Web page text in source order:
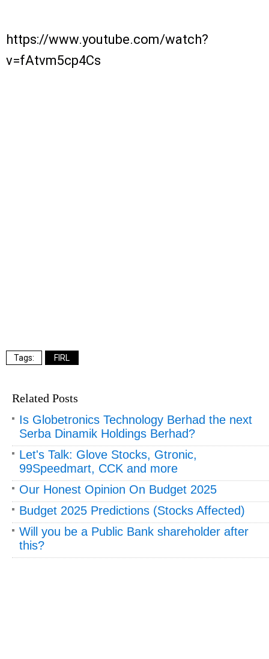
https://www.youtube.com/watch?
v=fAtvm5cp4Cs
FIRL
Related Posts
Is Globetronics Technology Berhad the next
Serba Dinamik Holdings Berhad?
Let's Talk: Glove Stocks, Gtronic,
99Speedmart, CCK and more
Our Honest Opinion On Budget 2025
Budget 2025 Predictions (Stocks Affected)
Will you be a Public Bank shareholder after
this?